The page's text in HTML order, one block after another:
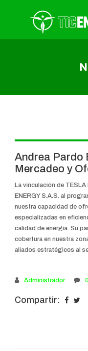
Andrea Pardo
Mercadeo y
La vinculación de TESLA
ENERGY S.A.S. al
nuestra capacidad de
especializadas en
calidad de energía. Su
cobertura en nuestra
aliados estratégicos al
Administrador
Compartir: